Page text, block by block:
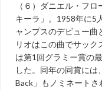
（６）ダニエル・フ
キーラ」。1958年に
ャンプスのデビュー曲
リオはこの曲でサッ
は第1回グラミー賞の
した。同年の同賞に
Back」もノミネートさ